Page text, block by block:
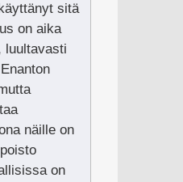
sitä
on aika
luultavasti
näille on
on